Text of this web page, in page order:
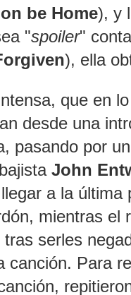
be Home), y
"spoiler"
), ella
que en
desde una
pasando por
John
a la última
mientras el
serles
canción. Para